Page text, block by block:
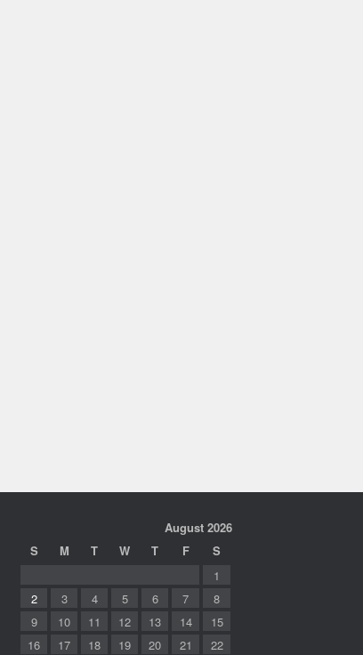
August 2026
S
M T W T F
S
1
2
3 4 5 6 7
8
9
10 11 12 13 14
15
16
17 18 19 20 21 22